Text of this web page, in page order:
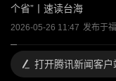
个省”丨速读台海
2026-05-26 11:47 发布于
打开腾讯新闻客户